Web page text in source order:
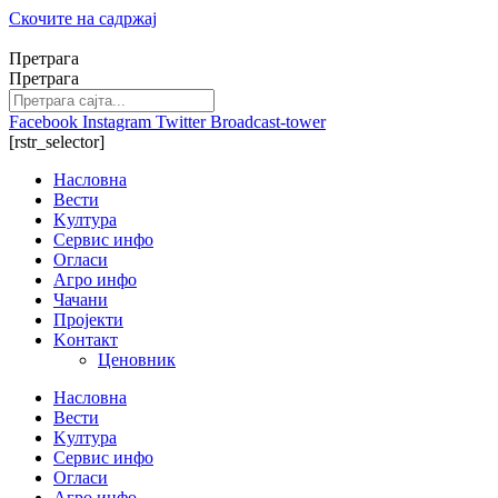
Скочите на садржај
Претрага
Претрага
Facebook Instagram Twitter Broadcast-tower
[rstr_selector]
Насловна
Вести
Kултура
Сервис инфо
Огласи
Агро инфо
Чачани
Пројекти
Kонтакт
Ценовник
Насловна
Вести
Kултура
Сервис инфо
Огласи